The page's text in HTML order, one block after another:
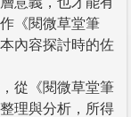
《閱微草堂筆
內容探討時的佐
從《閱微草堂筆
理與分析，所得